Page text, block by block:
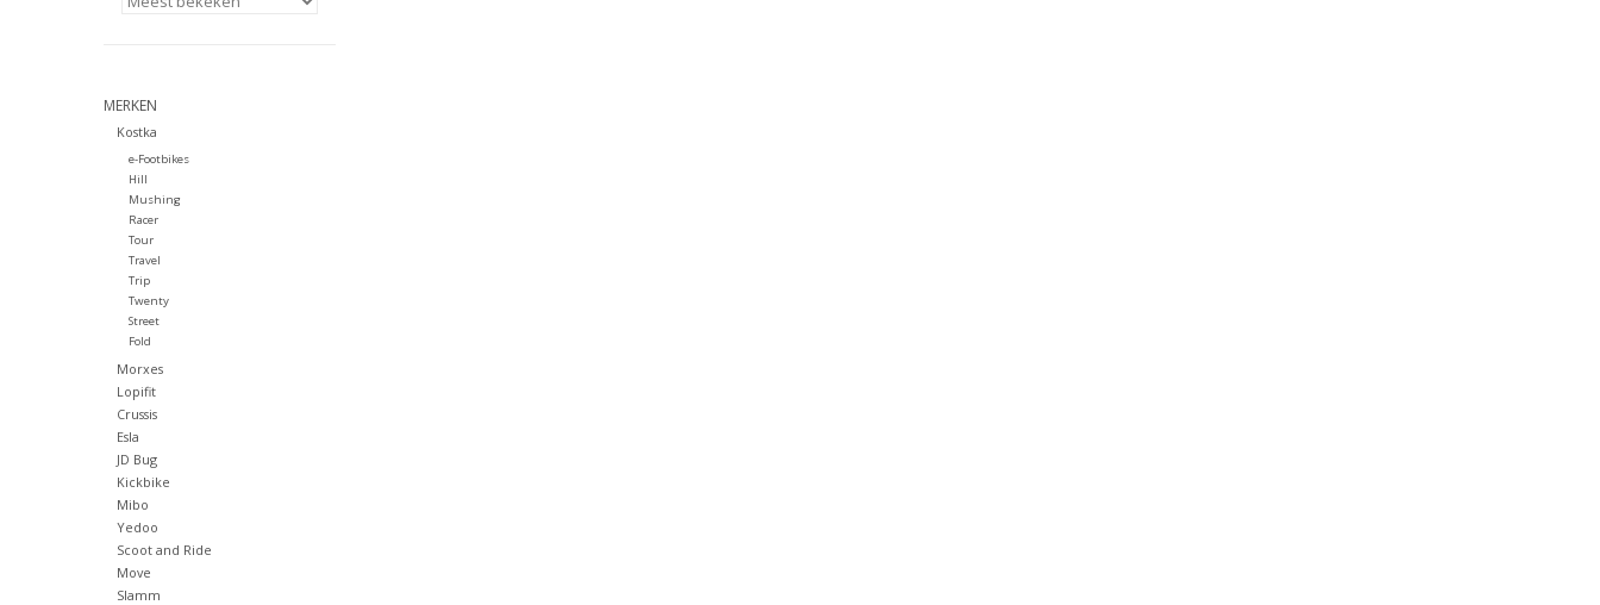
MERKEN
Kostka
e-Footbikes
Hill
Mushing
Racer
Tour
Travel
Trip
Twenty
Street
Fold
Morxes
Lopifit
Crussis
Esla
JD Bug
Kickbike
Mibo
Yedoo
Scoot and Ride
Move
Slamm